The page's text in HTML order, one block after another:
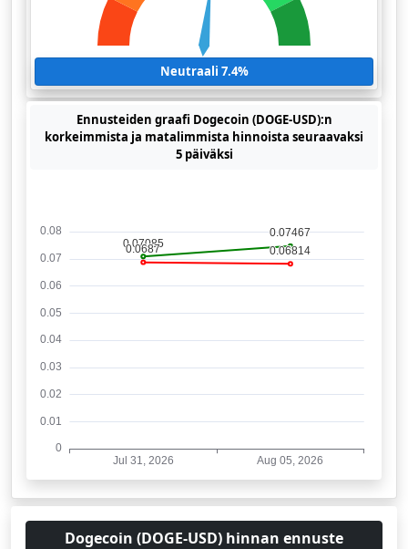
Neutraali 7.4%
Ennusteiden graafi Dogecoin (DOGE-USD):n
korkeimmista ja matalimmista hinnoista seuraavaksi
5 päiväksi
Dogecoin (DOGE-USD) hinnan ennuste